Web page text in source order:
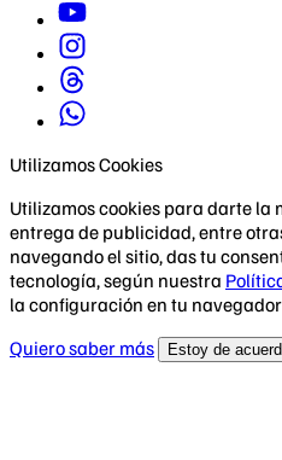
Utilizamos Cookies
Utilizamos cookies para darte la
entrega de publicidad, entre
navegando el sitio, das tu
tecnología, según nuestra
la configuración en tu
Quiero saber más
Estoy de